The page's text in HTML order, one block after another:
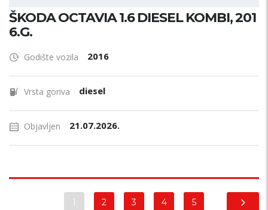
ŠKODA OCTAVIA 1.6 DIESEL KOMBI, 201
6.G.
Godište vozila 2016
Vrsta goriva diesel
Objavljen 21.07.2026.
1 2 3 4 5